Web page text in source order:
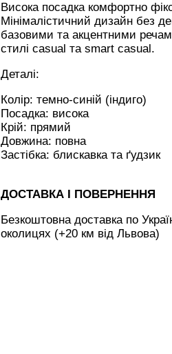
Висока посадка комфортно
Мінімалістичний дизайн без
базовими та акцентними
стилі casual та smart casual.
Деталі:
Колір: темно-синій (індиго)
Посадка: висока
Крій: прямий
Довжина: повна
Застібка: блискавка та ґудзик
ДОСТАВКА І ПОВЕРНЕННЯ
Безкоштовна доставка по
околицях (+20 км від Львова)